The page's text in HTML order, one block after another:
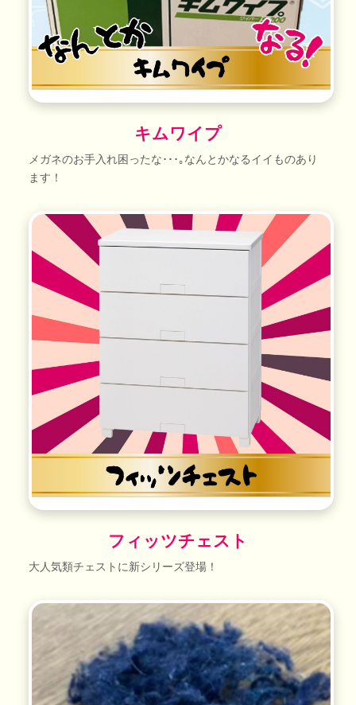
キムワイプ
メガネのお手入れ困ったな･･･｡なんとかなるイイものあり
ます！
フィッツチェスト
大人気類チェストに新シリーズ登場！